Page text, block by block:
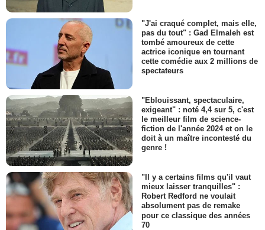
"J'ai craqué complet, mais elle,
pas du tout" : Gad Elmaleh est
tombé amoureux de cette
actrice iconique en tournant
cette comédie aux 2 millions de
spectateurs
"Eblouissant, spectaculaire,
exigeant" : noté 4,4 sur 5, c'est
le meilleur film de science-
fiction de l'année 2024 et on le
doit à un maître incontesté du
genre !
"Il y a certains films qu'il vaut
mieux laisser tranquilles" :
Robert Redford ne voulait
absolument pas de remake
pour ce classique des années
70